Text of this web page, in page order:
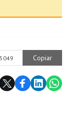
Copiar